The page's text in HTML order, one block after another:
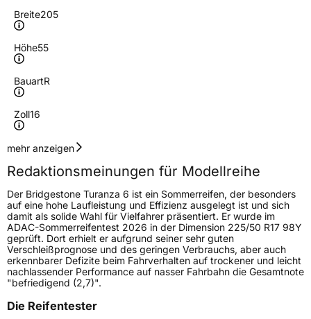
Breite205
Höhe55
BauartR
Zoll16
Geschwindigkeitsindex
Höchstgeschwindigkeit
270 km/h
Lastindex91
Höchstlast615 kg
Generelle Merkmale
Fahrzeugtyp
PKW
VerwendungSommerreifen
mehr anzeigen
Redaktionsmeinungen für Modellreihe
Der Bridgestone Turanza 6 ist ein Sommerreifen, der besonders
auf eine hohe Laufleistung und Effizienz ausgelegt ist und sich
damit als solide Wahl für Vielfahrer präsentiert. Er wurde im
ADAC-Sommerreifentest 2026 in der Dimension 225/50 R17 98Y
geprüft. Dort erhielt er aufgrund seiner sehr guten
Verschleißprognose und des geringen Verbrauchs, aber auch
erkennbarer Defizite beim Fahrverhalten auf trockener und leicht
nachlassender Performance auf nasser Fahrbahn die Gesamtnote
"befriedigend (2,7)".
Die Reifentester